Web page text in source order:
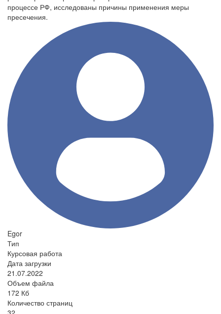
процессе РФ, исследованы причины применения меры
пресечения.
Egor
Тип
Курсовая работа
Дата загрузки
21.07.2022
Объем файла
172 Кб
Количество страниц